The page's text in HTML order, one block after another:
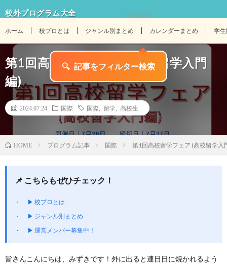
校外プログラム大全
ホーム 校プロとは ジャンル別まとめ カレンダーまとめ 学
第1回高校留学フェア (高校留学入門
編)
2024.07.24 国際 国際 留学 高校生
HOME プログラム記事 国際 第1回高校留学フェア (高校留学入
📌 こちらもぜひチェック！
▶ 校プロとは
▶ ジャンル別まとめ
▶ 運営メンバー募集中！
皆さんこんにちは、みずきです！外に出ると連日日に焼かれるよう